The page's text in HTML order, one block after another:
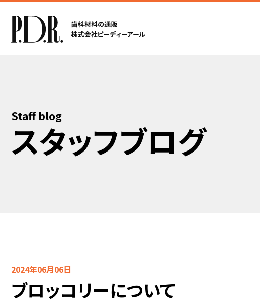
Staff blog
スタッフブログ
2024年06月06日
ブロッコリーについて